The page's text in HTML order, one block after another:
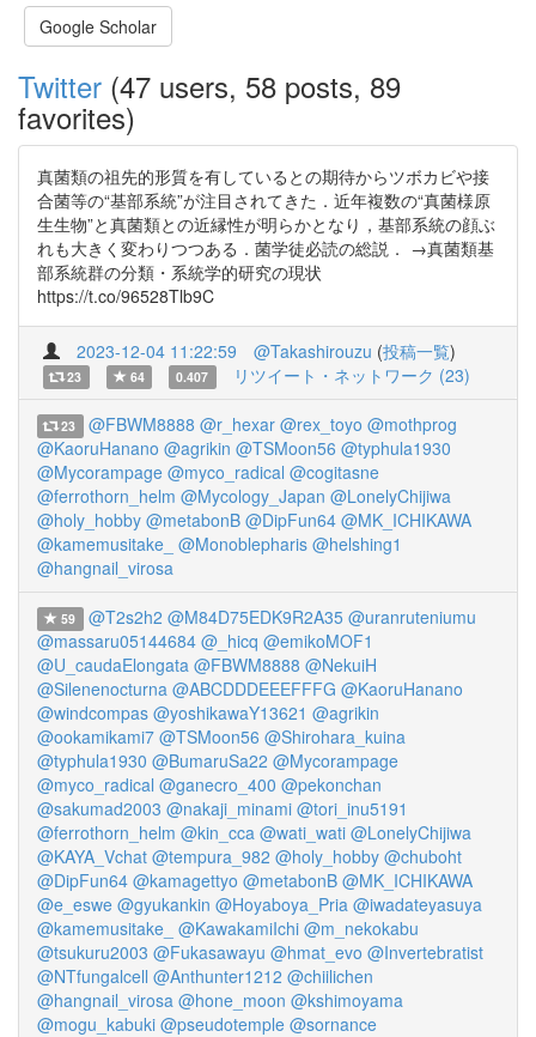
Google Scholar
Twitter (47 users, 58 posts, 89
favorites)
真菌類の祖先的形質を有しているとの期待からツボカビや接
合菌等の“基部系統”が注目されてきた．近年複数の“真菌様原
生生物”と真菌類との近縁性が明らかとなり，基部系統の顔ぶ
れも大きく変わりつつある．菌学徒必読の総説． →真菌類基
部系統群の分類・系統学的研究の現状
https://t.co/96528Tlb9C
2023-12-04 11:22:59 @Takashirouzu (投稿一覧)
23 64 0.407 リツイート・ネットワーク (23)
23 @FBWM8888 @r_hexar @rex_toyo @mothprog
@KaoruHanano @agrikin @TSMoon56 @typhula1930
@Mycorampage @myco_radical @cogitasne
@ferrothorn_helm @Mycology_Japan @LonelyChijiwa
@holy_hobby @metabonB @DipFun64 @MK_ICHIKAWA
@kamemusitake_ @Monoblepharis @helshing1
@hangnail_virosa
59 @T2s2h2 @M84D75EDK9R2A35 @uranruteniumu
@massaru05144684 @_hicq @emikoMOF1
@U_caudaElongata @FBWM8888 @NekuiH
@Silenenocturna @ABCDDDEEEFFFG @KaoruHanano
@windcompas @yoshikawaY13621 @agrikin
@ookamikami7 @TSMoon56 @Shirohara_kuina
@typhula1930 @BumaruSa22 @Mycorampage
@myco_radical @ganecro_400 @pekonchan
@sakumad2003 @nakaji_minami @tori_inu5191
@ferrothorn_helm @kin_cca @wati_wati @LonelyChijiwa
@KAYA_Vchat @tempura_982 @holy_hobby @chuboht
@DipFun64 @kamagettyo @metabonB @MK_ICHIKAWA
@e_eswe @gyukankin @Hoyaboya_Pria @iwadateyasuya
@kamemusitake_ @KawakamiIchi @m_nekokabu
@tsukuru2003 @Fukasawayu @hmat_evo @Invertebratist
@NTfungalcell @Anthunter1212 @chiilichen
@hangnail_virosa @hone_moon @kshimoyama
@mogu_kabuki @pseudotemple @sornance